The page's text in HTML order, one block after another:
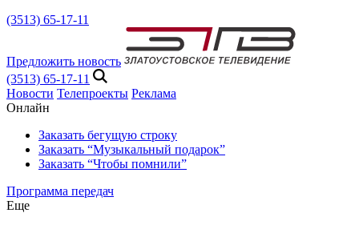
(3513) 65-17-11
Предложить новость
(3513) 65-17-11
Новости Телепроекты Реклама
Онлайн
Заказать бегущую строку
Заказать “Музыкальный подарок”
Заказать “Чтобы помнили”
Программа передач
Еще